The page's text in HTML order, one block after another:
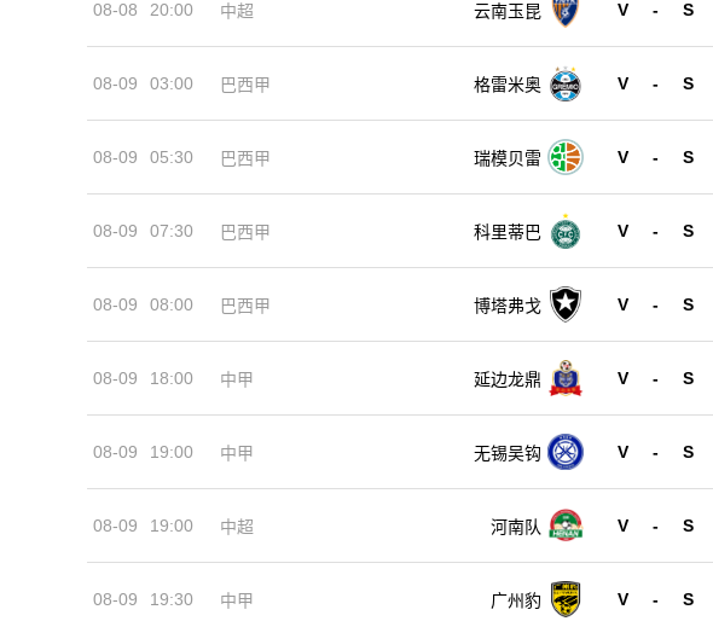
08-08 20:00 中超 云南玉昆 V - S
08-09 03:00 巴西甲 格雷米奥 V - S
08-09 05:30 巴西甲 瑞模贝雷 V - S
08-09 07:30 巴西甲 科里蒂巴 V - S
08-09 08:00 巴西甲 博塔弗戈 V - S
08-09 18:00 中甲 延边龙鼎 V - S
08-09 19:00 中甲 无锡吴钩 V - S
08-09 19:00 中超 河南队 V - S
08-09 19:30 中甲 广州豹 V - S